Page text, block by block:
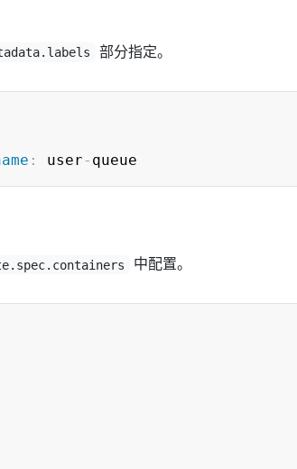
部分指定。
: user -
中配置。